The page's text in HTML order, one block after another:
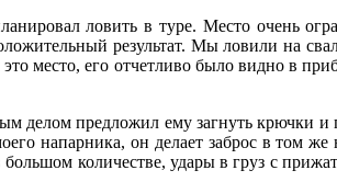
ловить в туре. Место очень
результат. Мы ловили на
место, его отчетливо было видно в
предложил ему загнуть крючки и
напарника, он делает заброс в том
большом количестве, удары в груз с